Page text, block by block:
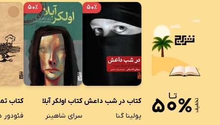
۵۰٪
کتاب در شب داعش
پولینا گنا
۵۰٪
کتاب اولکر آبلا
سرای شاهینر
کتاب